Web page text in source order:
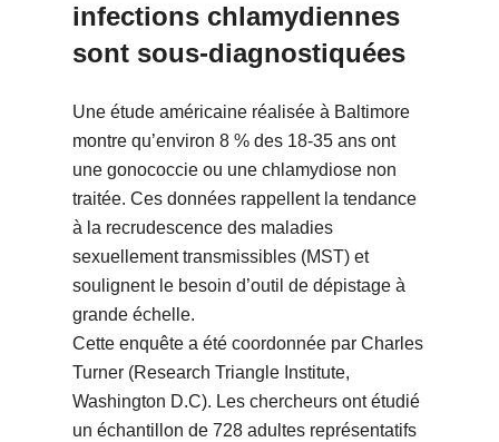
infections chlamydiennes
sont sous-diagnostiquées
Une étude américaine réalisée à Baltimore
montre qu’environ 8 % des 18-35 ans ont
une gonococcie ou une chlamydiose non
traitée. Ces données rappellent la tendance
à la recrudescence des maladies
sexuellement transmissibles (MST) et
soulignent le besoin d’outil de dépistage à
grande échelle.
Cette enquête a été coordonnée par Charles
Turner (Research Triangle Institute,
Washington D.C). Les chercheurs ont étudié
un échantillon de 728 adultes représentatifs